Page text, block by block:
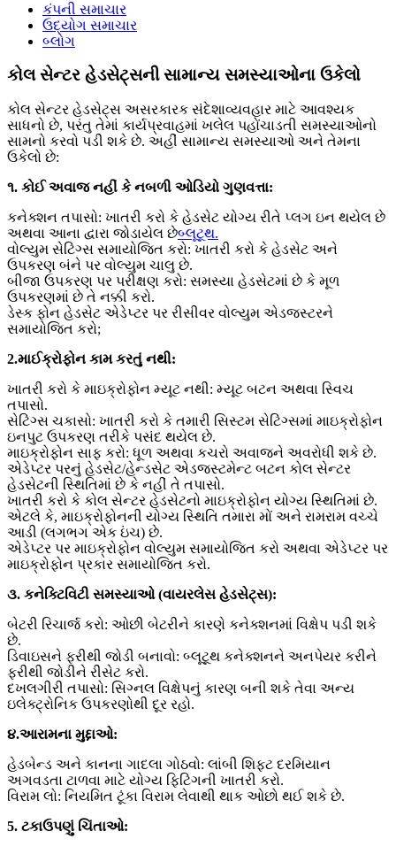
કંપની સમાચાર
ઉદ્યોગ સમાચાર
બ્લોગ
કોલ સેન્ટર હેડસેટ્સની સામાન્ય સમસ્યાઓના ઉકેલો
કોલ સેન્ટર હેડસેટ્સ અસરકારક સંદેશાવ્યવહાર માટે આવશ્યક
સાધનો છે, પરંતુ તેમાં કાર્યપ્રવાહમાં ખલેલ પહોંચાડતી સમસ્યાઓનો
સામનો કરવો પડી શકે છે. અહીં સામાન્ય સમસ્યાઓ અને તેમના
ઉકેલો છે:
૧. કોઈ અવાજ નહીં કે નબળી ઓડિયો ગુણવત્તા:
કનેક્શન તપાસો: ખાતરી કરો કે હેડસેટ યોગ્ય રીતે પ્લગ ઇન થયેલ છે
અથવા આના દ્વારા જોડાયેલ છેબ્લૂટૂથ.
વોલ્યુમ સેટિંગ્સ સમાયોજિત કરો: ખાતરી કરો કે હેડસેટ અને
ઉપકરણ બંને પર વોલ્યુમ ચાલુ છે.
બીજા ઉપકરણ પર પરીક્ષણ કરો: સમસ્યા હેડસેટમાં છે કે મૂળ
ઉપકરણમાં છે તે નક્કી કરો.
ડેસ્ક ફોન હેડસેટ એડેપ્ટર પર રીસીવર વોલ્યુમ એડજસ્ટરને
સમાયોજિત કરો;
2.માઈક્રોફોન કામ કરતું નથી:
ખાતરી કરો કે માઇક્રોફોન મ્યૂટ નથી: મ્યૂટ બટન અથવા સ્વિચ
તપાસો.
સેટિંગ્સ ચકાસો: ખાતરી કરો કે તમારી સિસ્ટમ સેટિંગ્સમાં માઇક્રોફોન
ઇનપુટ ઉપકરણ તરીકે પસંદ થયેલ છે.
માઇક્રોફોન સાફ કરો: ધૂળ અથવા કચરો અવાજને અવરોધી શકે છે.
એડેપ્ટર પરનું હેડસેટ/હેન્ડસેટ એડજસ્ટમેન્ટ બટન કોલ સેન્ટર
હેડસેટની સ્થિતિમાં છે કે નહીં તે તપાસો.
ખાતરી કરો કે કોલ સેન્ટર હેડસેટનો માઇક્રોફોન યોગ્ય સ્થિતિમાં છે.
એટલે કે, માઇક્રોફોનની યોગ્ય સ્થિતિ તમારા મોં અને રામરામ વચ્ચે
આડી (લગભગ એક ઇંચ) છે.
એડેપ્ટર પર માઇક્રોફોન વોલ્યુમ સમાયોજિત કરો અથવા એડેપ્ટર પર
માઇક્રોફોન પ્રકાર સમાયોજિત કરો.
૩. કનેક્ટિવિટી સમસ્યાઓ (વાયરલેસ હેડસેટ્સ):
બેટરી રિચાર્જ કરો: ઓછી બેટરીને કારણે કનેક્શનમાં વિક્ષેપ પડી શકે
છે.
ડિવાઇસને ફરીથી જોડી બનાવો: બ્લૂટૂથ કનેક્શનને અનપેયર કરીને
ફરીથી જોડીને રીસેટ કરો.
દખલગીરી તપાસો: સિગ્નલ વિક્ષેપનું કારણ બની શકે તેવા અન્ય
ઇલેક્ટ્રોનિક ઉપકરણોથી દૂર રહો.
૪.આરામના મુદ્દાઓ:
હેડબેન્ડ અને કાનના ગાદલા ગોઠવો: લાંબી શિફ્ટ દરમિયાન
અગવડતા ટાળવા માટે યોગ્ય ફિટિંગની ખાતરી કરો.
વિરામ લો: નિયમિત ટૂંકા વિરામ લેવાથી થાક ઓછો થઈ શકે છે.
5. ટકાઉપણું ચિંતાઓ: